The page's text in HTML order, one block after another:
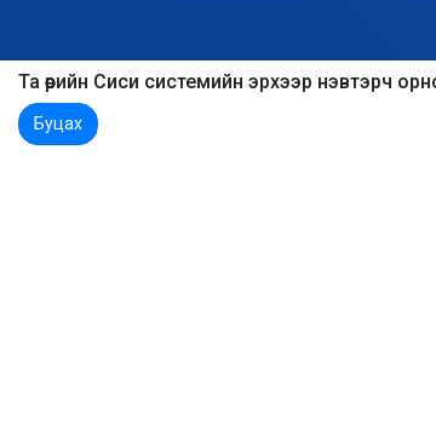
Та өөрийн Сиси системийн эрхээр нэвтэрч
Буцах